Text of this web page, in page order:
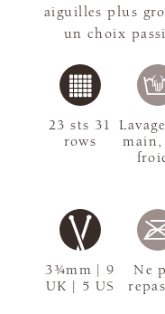
aiguilles plus
un choix
3¾mm | 9
UK | 5 US
23 sts 31
rows
main,
Ne